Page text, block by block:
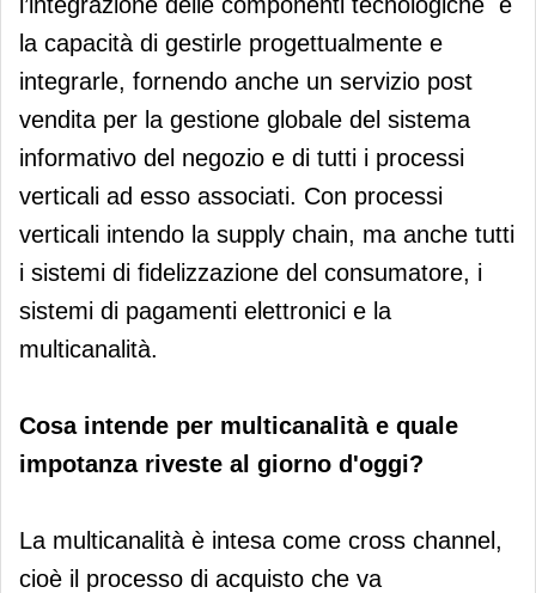
la capacità di gestirle progettualmente e
integrarle, fornendo anche un servizio post
vendita per la gestione globale del sistema
informativo del negozio e di tutti i processi
verticali ad esso associati. Con processi
verticali intendo la supply chain, ma anche tutti
i sistemi di fidelizzazione del consumatore, i
sistemi di pagamenti elettronici e la
multicanalità.
Cosa intende per multicanalità e quale
impotanza riveste al giorno d'oggi?
La multicanalità è intesa come cross channel,
cioè il processo di acquisto che va